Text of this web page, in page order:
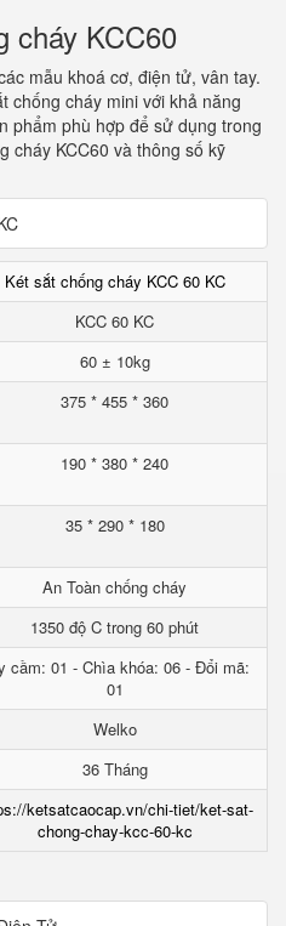
cháy KCC60
mẫu khoá cơ, điện tử, vân tay.
chống cháy mini với khả năng
phẩm phù hợp để sử dụng trong
cháy KCC60 và thông số kỹ
Két sắt chống cháy KCC 60 KC
KCC 60 KC
60 ± 10kg
375 * 455 * 360
190 * 380 * 240
35 * 290 * 180
An Toàn chống cháy
1350 độ C trong 60 phút
cầm: 01 - Chìa khóa: 06 - Đổi mã:
01
Welko
36 Tháng
ketsatcaocap.vn/chi-tiet/ket-sat-
chong-chay-kcc-60-kc